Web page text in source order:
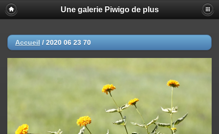
Une galerie Piwigo de plus
Accueil / 2020 06 23 70